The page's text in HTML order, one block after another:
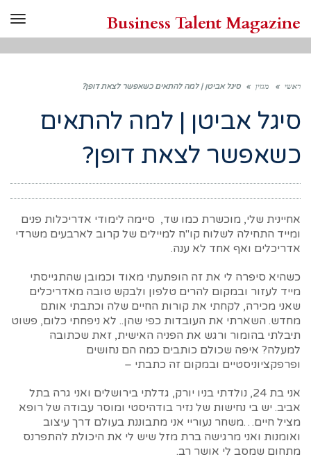
Business Talent Magazine
ראשי » מגזין » סיגל אביטן | למה להתאים כשאפשר לצאת דופן?
סיגל אביטן | למה להתאים
כשאפשר לצאת דופן?
אחיינית שלי, מוכשרת כמו שד, סיימה לימודי אדריכלות פנים
ומייד התחילה לשלוח קו"ח למיילים של קרוב לארבעים משרדי
אדריכלים ואף אחד לא ענה.
כשהיא סיפרה לי את זה הופתעתי מאוד וכמובן שהתגייסתי
מייד לעזור ובמקום להרים טלפון ולבקש טובה מאדריכלים
שאני מכירה, לקחתי את קורות החיים שלה וכתבתי אותם
מחדש. השארתי את העובדות כפי שהן.. לא ניפחתי כלום, פשוט
תיבלתי בהומור ורגש את הפניה האישית, זאת שכתובה
למעלה? איפה שכולם כותבים כמה הם נחושים
ופרפקציוניסטיים ובמקום זה כתבתי –
אני בת 24, נולדתי בניו יורק, גדלתי בירושלים ואני גרה בתל
אביב. יש בי נחישות של נזיר בודהיסטי ומוסר עבודה של רופא
מציל חיים…משחר נעוריי אני מתבוננת בעולם דרך עיצוב
ואומנות ואני מרגישה ברת מזל שיש לי את היכולת להתפרנס
מתחום שמסב לי אושר רב.